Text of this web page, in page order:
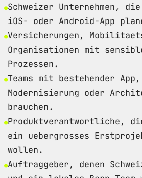
Schweizer Unternehmen,
iOS- oder Android-App
Versicherungen,
Organisationen mit
Prozessen.
Teams mit bestehender
Modernisierung oder
brauchen.
Produktverantwortliche,
ein uebergrosses
wollen.
Auftraggeber, denen